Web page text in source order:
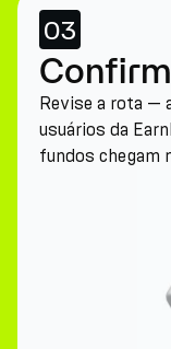
03
Revise a rota —
usuários da
fundos chegam